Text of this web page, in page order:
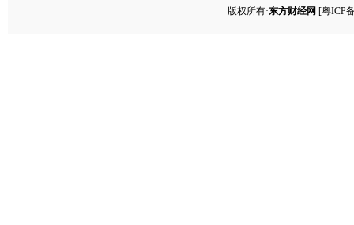
版权所有·东方财经网 [粤ICP